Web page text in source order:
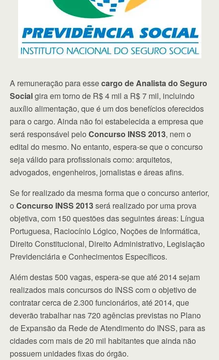
A remuneração para essecargo de Analista do Seguro
Socialgira em torno de R$ 4 mil a R$ 7 mil, incluindo
auxílio alimentação, que é um dos benefícios oferecidos
para o cargo. Ainda não foi estabelecida a empresa que
será responsável pelo Concurso INSS 2013, nem o
edital do mesmo. No entanto, espera-se que o concurso
seja válido para profissionais como: arquitetos,
advogados, engenheiros, jornalistas e áreas afins.
Se for realizado da mesma forma que o concurso anterior,
o Concurso INSS 2013será realizado por uma prova
objetiva, com 150 questões das seguintes áreas: Língua
Portuguesa, Raciocínio Lógico, Noções de Informática,
Direito Constitucional, Direito Administrativo, Legislação
Previdenciária e Conhecimentos Específicos.
Além destas 500 vagas, espera-se que até 2014 sejam
realizados mais concursos do INSS com o objetivo de
contratar cerca de 2.300 funcionários, até 2014, que
deverão trabalhar nas 720 agências previstas no Plano
de Expansão da Rede de Atendimento do INSS, para as
cidades com mais de 20 mil habitantes que ainda não
possuem unidades fixas do órgão.